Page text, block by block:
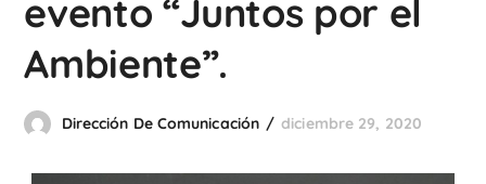
evento “Juntos por el
Ambiente”.
Dirección De Comunicación diciembre 29, 2020